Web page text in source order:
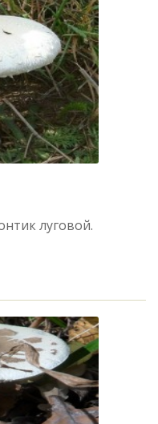
луговой.